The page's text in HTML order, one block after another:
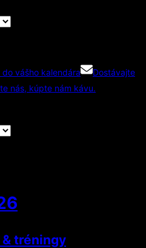
vášho kalendára
Dostávajte
nás, kúpte nám kávu.
tréningy